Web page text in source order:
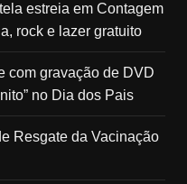
estreia em Contagem
rock e lazer gratuito
com gravação de DVD
no Dia dos Pais
Resgate da Vacinação